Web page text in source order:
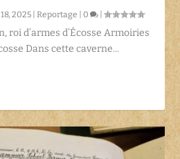
2025 |Reportage 0 |
roi d’armes d’Écosse Armoiries
Dans cette caverne...